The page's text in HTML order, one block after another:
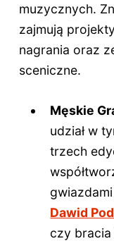
muzycznych.
zajmują
nagrania oraz
sceniczne.
Męskie
udział w
trzech
Dawid
czy bracia